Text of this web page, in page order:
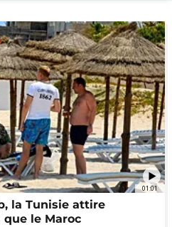
01:01
la Tunisie attire
le Maroc